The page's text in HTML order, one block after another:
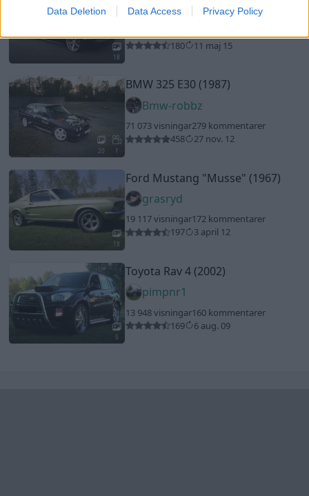
Data Deletion Data Access Privacy Policy
18
Christiaan
180
11 maj 15
20 1
BMW 325 E30 (1987)
Bmw-robbz
71 073 visningar279 kommentarer
458
27 nov. 12
18
Ford Mustang "Musse" (1967)
grasryd
19 117 visningar172 kommentarer
197
3 april 12
5
Toyota Rav 4 (2002)
pimpnr1
13 948 visningar160 kommentarer
169
6 aug. 09